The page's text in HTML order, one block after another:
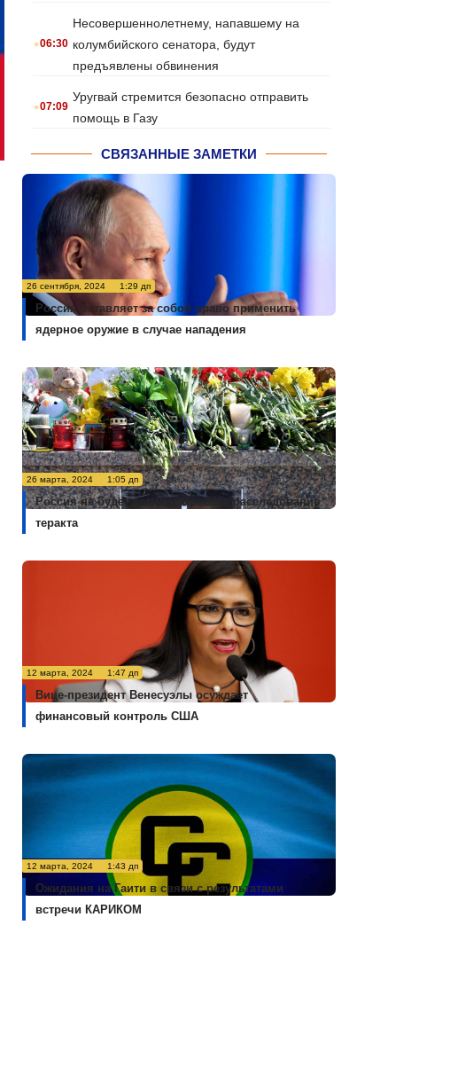
.06:30
Несовершеннолетнему, напавшему на
колумбийского сенатора, будут
предъявлены обвинения
.07:09
Уругвай стремится безопасно отправить
помощь в Газу
СВЯЗАННЫЕ ЗАМЕТКИ
26 сентября, 2024 1:29 дп
Россия оставляет за собой право применить
ядерное оружие в случае нападения
26 марта, 2024 1:05 дп
Россия не будет комментировать расследование
теракта
12 марта, 2024 1:47 дп
Вице-президент Венесуэлы осуждает
финансовый контроль США
12 марта, 2024 1:43 дп
Ожидания на Гаити в связи с результатами
встречи КАРИКОМ